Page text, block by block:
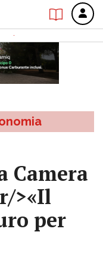
Camera
>«Il
per